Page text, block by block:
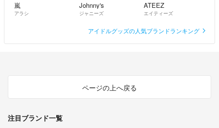
嵐
アラシ
Johnny's
ジャニーズ
ATEEZ
エイティーズ
アイドルグッズの人気ブランドランキング
ページの上へ戻る
注目ブランド一覧